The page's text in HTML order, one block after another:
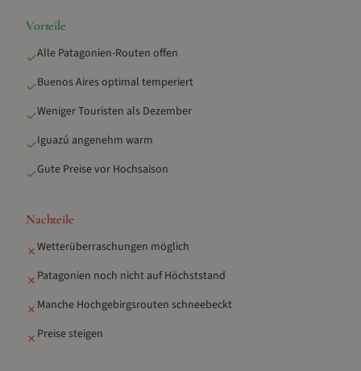
Vorteile
✓Alle Patagonien-Routen offen
✓Buenos Aires optimal temperiert
✓Weniger Touristen als Dezember
✓Iguazú angenehm warm
✓Gute Preise vor Hochsaison
Nachteile
✗Wetterüberraschungen möglich
✗ Patagonien noch nicht auf Höchststand
✗ Manche Hochgebirgsrouten schneebeckt
✗ Preise steigen